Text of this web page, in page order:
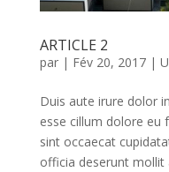
ARTICLE 2
par | Fév 20, 2017|
Duis aute irure dolor
esse cillum dolore eu
sint occaecat
officia deserunt